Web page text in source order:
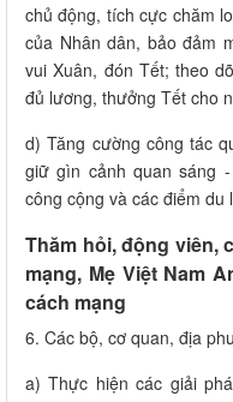
chủ động, tích cực chăm
của Nhân dân, bảo đảm
vui Xuân, đón Tết; theo
đủ lương, thưởng Tết cho
d) Tăng cường công tác
giữ gìn cảnh quan sáng
công cộng và các điểm du
Thăm hỏi, động viên,
mạng, Mẹ Việt Nam
cách mạng
6. Các bộ, cơ quan, địa
a) Thực hiện các giải